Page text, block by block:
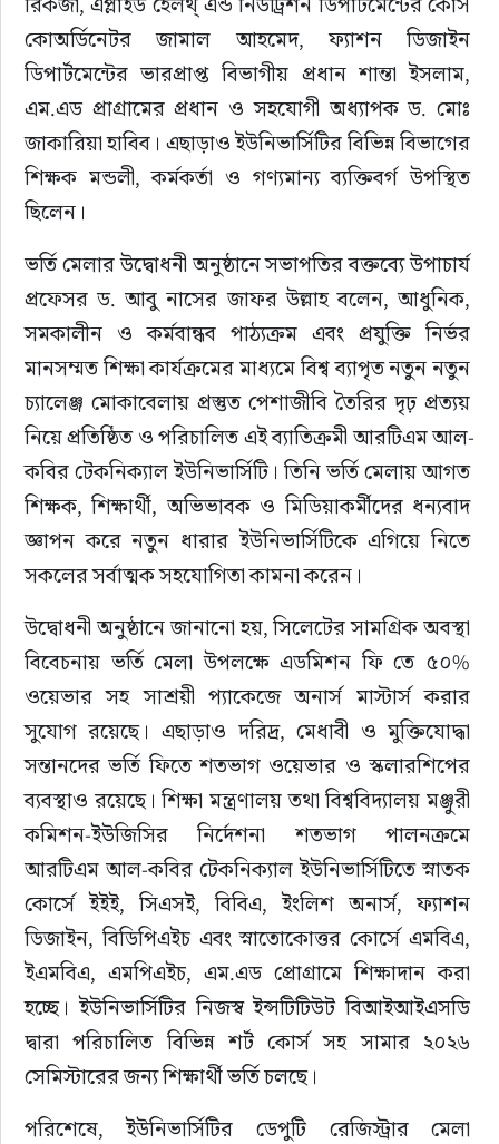
কোঅর্ডিনেটর জামাল আহমেদ, ফ্যাশন ডিজাইন
ডিপার্টমেন্টের ভারপ্রাপ্ত বিভাগীয় প্রধান শান্তা ইসলাম,
এম.এড প্রাগ্রামের প্রধান ও সহযোগী অধ্যাপক ড. মোঃ
জাকারিয়া হাবিব। এছাড়াও ইউনিভার্সিটির বিভিন্ন বিভাগের
শিক্ষক মন্ডলী, কর্মকর্তা ও গণ্যমান্য ব্যক্তিবর্গ উপস্থিত
ছিলেন।
ভর্তি মেলার উদ্বোধনী অনুষ্ঠানে সভাপতির বক্তব্যে উপাচার্য
প্রফেসর ড. আবু নাসের জাফর উল্লাহ বলেন, আধুনিক,
সমকালীন ও কর্মবান্ধব পাঠ্যক্রম এবং প্রযুক্তি নির্ভর
মানসম্মত শিক্ষা কার্যক্রমের মাধ্যমে বিশ্ব ব্যাপৃত নতুন নতুন
চ্যালেঞ্জ মোকাবেলায় প্রস্তুত পেশাজীবি তৈরির দৃঢ় প্রত্যয়
নিয়ে প্রতিষ্ঠিত ও পরিচালিত এই ব্যাতিক্রমী আরটিএম আল-
কবির টেকনিক্যাল ইউনিভার্সিটি। তিনি ভর্তি মেলায় আগত
শিক্ষক, শিক্ষার্থী, অভিভাবক ও মিডিয়াকর্মীদের ধন্যবাদ
জ্ঞাপন করে নতুন ধারার ইউনিভার্সিটিকে এগিয়ে নিতে
সকলের সর্বাত্মক সহযোগিতা কামনা করেন।
উদ্বোধনী অনুষ্ঠানে জানানো হয়, সিলেটের সামগ্রিক অবস্থা
বিবেচনায় ভর্তি মেলা উপলক্ষে এডমিশন ফি তে ৫০%
ওয়েভার সহ সাশ্রয়ী প্যাকেজে অনার্স মাস্টার্স করার
সুযোগ রয়েছে। এছাড়াও দরিদ্র, মেধাবী ও মুক্তিযোদ্ধা
সন্তানদের ভর্তি ফিতে শতভাগ ওয়েভার ও স্কলারশিপের
ব্যবস্থাও রয়েছে। শিক্ষা মন্ত্রণালয় তথা বিশ্ববিদ্যালয় মঞ্জুরী
কমিশন-ইউজিসির নির্দেশনা শতভাগ পালনক্রমে
আরটিএম আল-কবির টেকনিক্যাল ইউনিভার্সিটিতে স্নাতক
কোর্সে ইইই, সিএসই, বিবিএ, ইংলিশ অনার্স, ফ্যাশন
ডিজাইন, বিডিপিএইচ এবং স্নাতোকোত্তর কোর্সে এমবিএ,
ইএমবিএ, এমপিএইচ, এম.এড প্রোগ্রামে শিক্ষাদান করা
হচ্ছে। ইউনিভার্সিটির নিজস্ব ইন্সটিটিউট বিআইআইএসডি
দ্বারা পরিচালিত বিভিন্ন শর্ট কোর্স সহ সামার ২০২৬
সেমিস্টারের জন্য শিক্ষার্থী ভর্তি চলছে।
পরিশেষে, ইউনিভার্সিটির ডেপুটি রেজিস্ট্রার মেলা